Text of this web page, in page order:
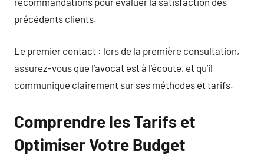
précédents clients.
Le premier contact : lors de la première consultation,
assurez-vous que l’avocat est à l’écoute, et qu’il
communique clairement sur ses méthodes et tarifs.
Comprendre les Tarifs et
Optimiser Votre Budget